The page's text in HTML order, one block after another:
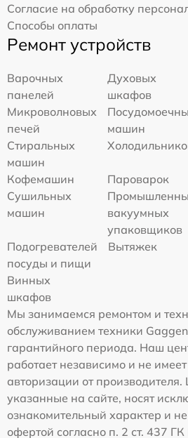
Согласие на обработку
Способы оплаты
Ремонт устройств
Варочных
панелей
Духовых
шкафов
Микроволновых
печей
машин
Стиральных
машин
Кофемашин
Пароварок
Сушильных
машин
вакуумных
упаковщиков
Подогревателей
посуды и пищи
Вытяжек
Винных
шкафов
Мы занимаемся ремонтом и
обслуживанием техники
гарантийного периода. Наш
работает независимо и не
авторизации от
указанные на сайте, носят
ознакомительный характер и
офертой согласно п. 2 ст. 437